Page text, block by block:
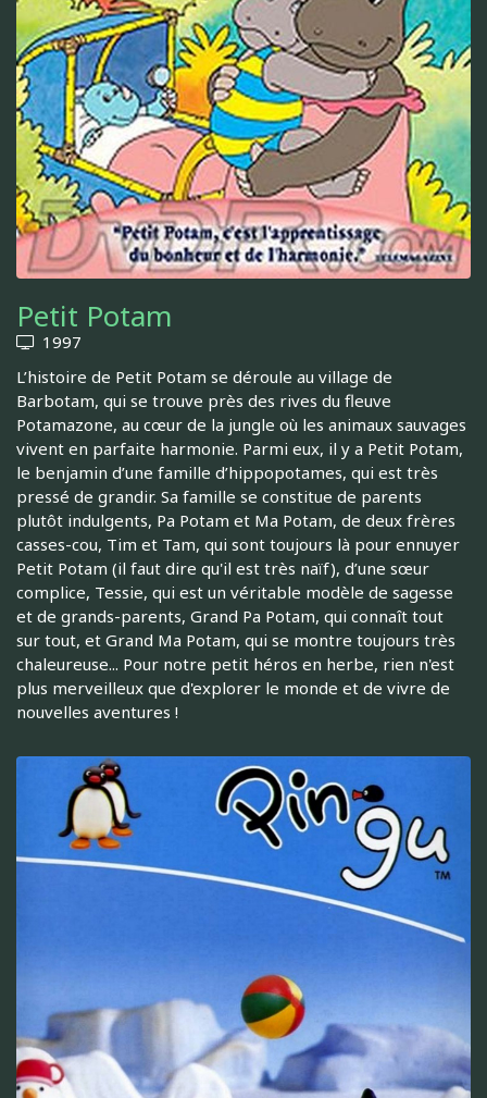
Petit Potam
1997
L’histoire de Petit Potam se déroule au village de
Barbotam, qui se trouve près des rives du fleuve
Potamazone, au cœur de la jungle où les animaux sauvages
vivent en parfaite harmonie. Parmi eux, il y a Petit Potam,
le benjamin d’une famille d’hippopotames, qui est très
pressé de grandir. Sa famille se constitue de parents
plutôt indulgents, Pa Potam et Ma Potam, de deux frères
casses-cou, Tim et Tam, qui sont toujours là pour ennuyer
Petit Potam (il faut dire qu'il est très naïf), d’une sœur
complice, Tessie, qui est un véritable modèle de sagesse
et de grands-parents, Grand Pa Potam, qui connaît tout
sur tout, et Grand Ma Potam, qui se montre toujours très
chaleureuse... Pour notre petit héros en herbe, rien n'est
plus merveilleux que d'explorer le monde et de vivre de
nouvelles aventures !